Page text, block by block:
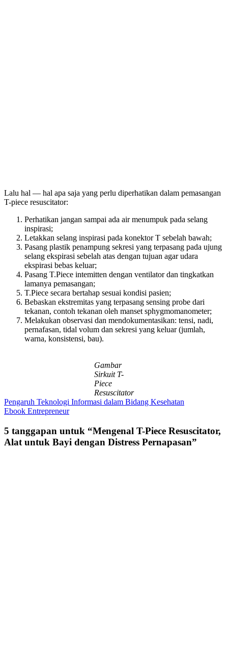
Lalu hal — hal apa saja yang perlu diperhatikan dalam pemasangan
T-piece resuscitator:
Perhatikan jangan sampai ada air menumpuk pada selang
inspirasi;
Letakkan selang inspirasi pada konektor T sebelah bawah;
Pasang plastik penampung sekresi yang terpasang pada ujung
selang ekspirasi sebelah atas dengan tujuan agar udara
ekspirasi bebas keluar;
Pasang T.Piece intemitten dengan ventilator dan tingkatkan
lamanya pemasangan;
T.Piece secara bertahap sesuai kondisi pasien;
Bebaskan ekstremitas yang terpasang sensing probe dari
tekanan, contoh tekanan oleh manset sphygmomanometer;
Melakukan observasi dan mendokumentasikan: tensi, nadi,
pernafasan, tidal volum dan sekresi yang keluar (jumlah,
warna, konsistensi, bau).
Gambar
Sirkuit T-
Piece
Resuscitator
Navigasi
pos
Pengaruh Teknologi Informasi dalam Bidang Kesehatan
Ebook Entrepreneur
5 tanggapan untuk “Mengenal T-Piece Resuscitator,
Alat untuk Bayi dengan Distress Pernapasan”